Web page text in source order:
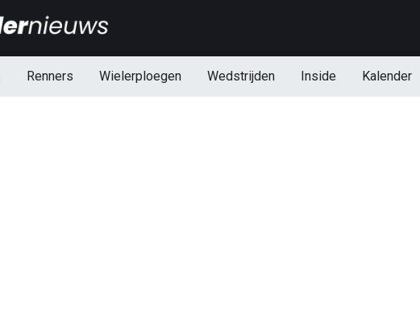
Renners Wielerploegen Wedstrijden Inside Kalender